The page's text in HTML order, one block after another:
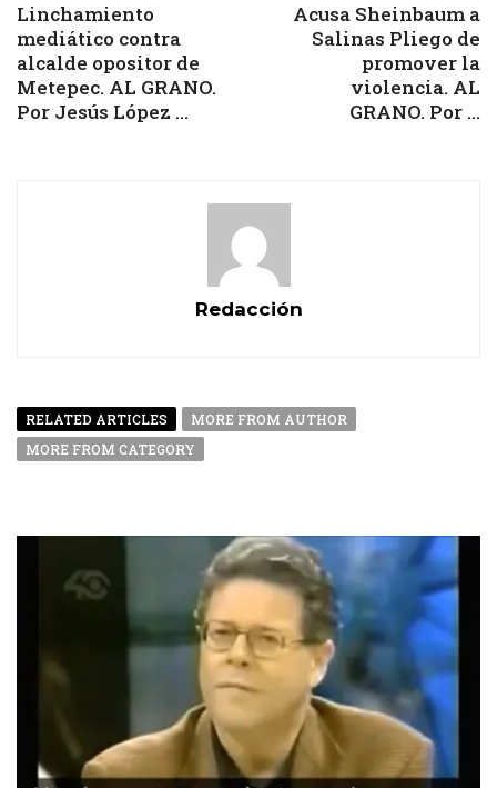
Linchamiento
mediático contra
alcalde opositor de
Metepec. AL GRANO.
Por Jesús López ...
Acusa Sheinbaum a
Salinas Pliego de
promover la
violencia. AL
GRANO. Por ...
Redacción
RELATED ARTICLES
MORE FROM AUTHOR
MORE FROM CATEGORY